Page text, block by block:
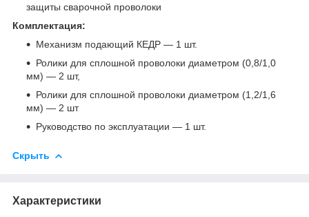
защиты сварочной проволоки
Комплектация:
Механизм подающий КЕДР — 1 шт.
Ролики для сплошной проволоки диаметром (0,8/1,0
мм) — 2 шт,
Ролики для сплошной проволоки диаметром (1,2/1,6
мм) — 2 шт
Руководство по эксплуатации — 1 шт.
Скрыть
Характеристики